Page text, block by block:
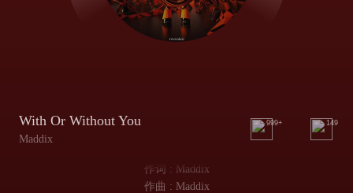
With Or Without You
Maddix
999+ 149
作词 : Maddix
作曲 : Maddix